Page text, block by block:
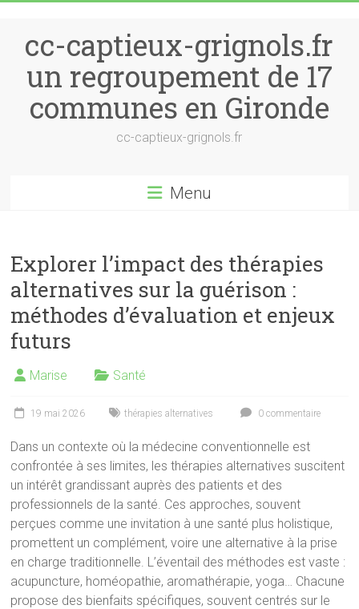
cc-captieux-grignols.fr
un regroupement de 17
communes en Gironde
cc-captieux-grignols.fr
Menu
Explorer l’impact des thérapies
alternatives sur la guérison :
méthodes d’évaluation et enjeux
futurs
Marise Santé
19 mai 2026 thérapies alternatives 0 commentaire
Dans un contexte où la médecine conventionnelle est
confrontée à ses limites, les thérapies alternatives suscitent
un intérêt grandissant auprès des patients et des
professionnels de la santé. Ces approches, souvent
perçues comme une invitation à une santé plus holistique,
promettent un complément, voire une alternative à la prise
en charge traditionnelle. L’éventail des méthodes est vaste :
acupuncture, homéopathie, aromathérapie, yoga… Chacune
propose des bienfaits spécifiques, souvent centrés sur le